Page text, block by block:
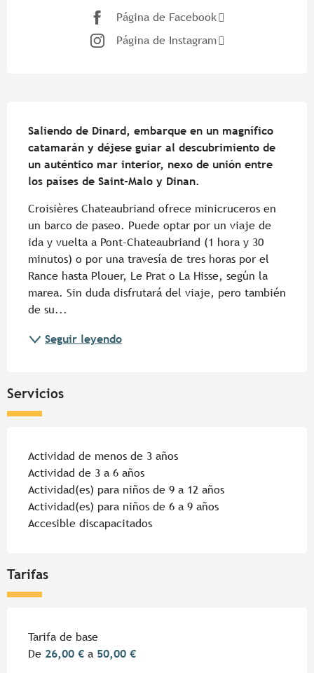
Página de Facebook
Página de Instagram
Saliendo de Dinard, embarque en un magnífico
catamarán y déjese guiar al descubrimiento de
un auténtico mar interior, nexo de unión entre
los países de Saint-Malo y Dinan.
Croisières Chateaubriand ofrece minicruceros en
un barco de paseo. Puede optar por un viaje de
ida y vuelta a Pont-Chateaubriand (1 hora y 30
minutos) o por una travesía de tres horas por el
Rance hasta Plouer, Le Prat o La Hisse, según la
marea. Sin duda disfrutará del viaje, pero también
de su...
Seguir leyendo
Servicios
Actividad de menos de 3 años
Actividad de 3 a 6 años
Actividad(es) para niños de 9 a 12 años
Actividad(es) para niños de 6 a 9 años
Accesible discapacitados
Tarifas
Tarifas 2026
Tarifa de base
De 26,00 € a 50,00 €